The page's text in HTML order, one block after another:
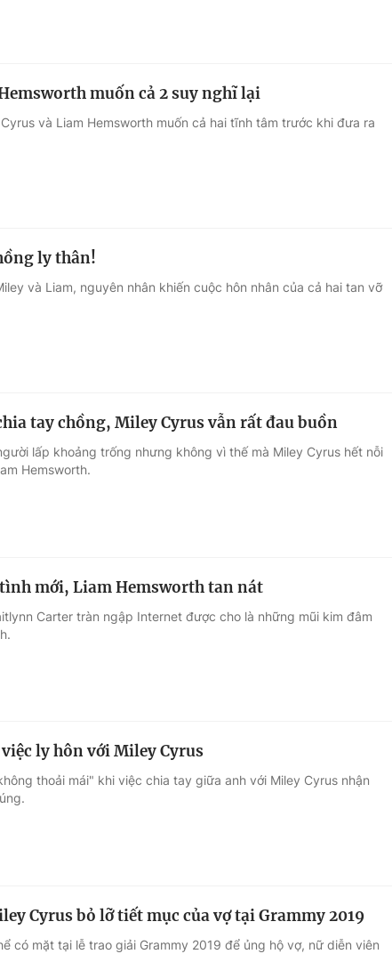
muốn cả 2 suy nghĩ lại
và Liam Hemsworth muốn cả hai tĩnh tâm trước khi đưa ra
ly thân!
và Liam, nguyên nhân khiến cuộc hôn nhân của cả hai tan vỡ
tay chồng, Miley Cyrus vẫn rất đau buồn
lấp khoảng trống nhưng không vì thế mà Miley Cyrus hết nỗi
Hemsworth.
mới, Liam Hemsworth tan nát
Carter tràn ngập Internet được cho là những mũi kim đâm
ly hôn với Miley Cyrus
thoải mái" khi việc chia tay giữa anh với Miley Cyrus nhận
Cyrus bỏ lỡ tiết mục của vợ tại Grammy 2019
có mặt tại lễ trao giải Grammy 2019 để ủng hộ vợ, nữ diễn viên